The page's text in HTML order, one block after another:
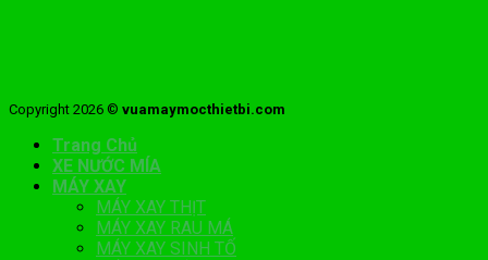
Copyright 2026 © vuamaymocthietbi.com
Trang Chủ
XE NƯỚC MÍA
MÁY XAY
MÁY XAY THỊT
MÁY XAY RAU MÁ
MÁY XAY SINH TỐ